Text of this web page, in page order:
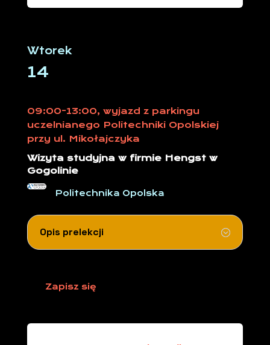
Wtorek
14
09:00-13:00, wyjazd z parkingu
uczelnianego Politechniki Opolskiej
przy ul. Mikołajczyka
Wizyta studyjna w firmie Hengst w
Gogolinie
Politechnika Opolska
Opis prelekcji
Zapisz się